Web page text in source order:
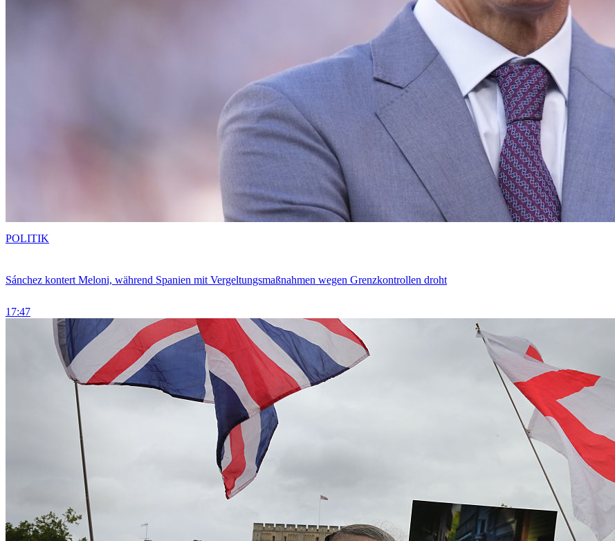
Sánchez kontert Meloni, während Spanien mit Vergeltungsmaßnahmen wegen Grenzkontrollen droht
17:47
POLITIK